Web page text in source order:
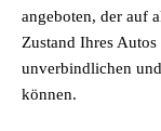
angeboten, der auf
Zustand Ihres
unverbindlichen
können.